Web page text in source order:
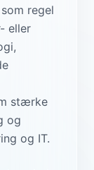
regel
eller
stærke
og
og IT.